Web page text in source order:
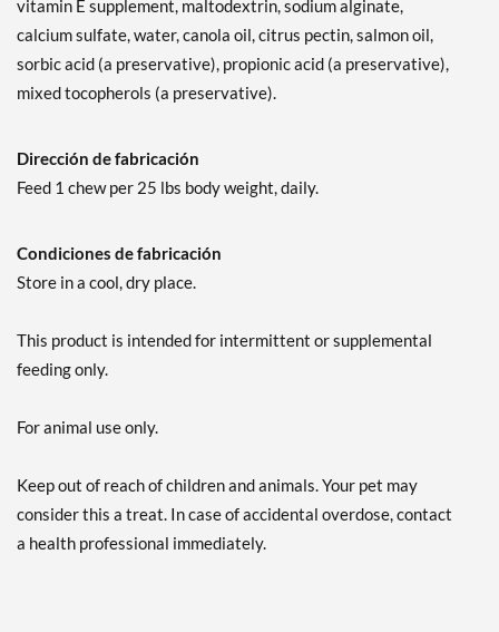
vitamin E supplement, maltodextrin, sodium alginate,
calcium sulfate, water, canola oil, citrus pectin, salmon oil,
sorbic acid (a preservative), propionic acid (a preservative),
mixed tocopherols (a preservative).
Dirección de fabricación
Feed 1 chew per 25 lbs body weight, daily.
Condiciones de fabricación
Store in a cool, dry place.
This product is intended for intermittent or supplemental
feeding only.
For animal use only.
Keep out of reach of children and animals. Your pet may
consider this a treat. In case of accidental overdose, contact
a health professional immediately.